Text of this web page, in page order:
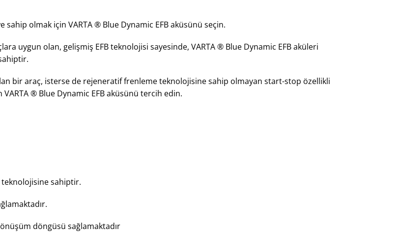
olmak için VARTA ® Blue Dynamic EFB aküsünü seçin.
uygun olan, gelişmiş EFB teknolojisi sayesinde, VARTA ® Blue Dynamic EFB aküleri
bir araç, isterse de rejeneratif frenleme teknolojisine sahip olmayan start-stop özellikli
® Blue Dynamic EFB aküsünü tercih edin.
teknolojisine sahiptir.
döngüsü sağlamaktadır